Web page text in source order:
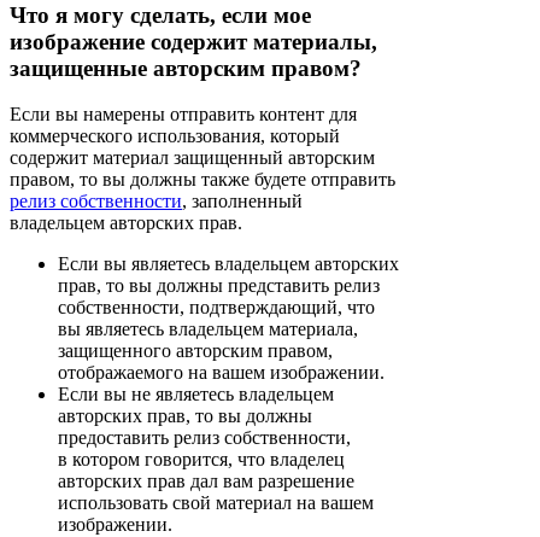
Что я могу сделать, если мое
изображение содержит материалы,
защищенные авторским правом?
Если вы намерены отправить контент для
коммерческого использования, который
содержит материал защищенный авторским
правом, то вы должны также будете отправить
релиз собственности, заполненный
владельцем авторских прав.
Если вы являетесь владельцем авторских
прав, то вы должны представить релиз
собственности, подтверждающий, что
вы являетесь владельцем материала,
защищенного авторским правом,
отображаемого на вашем изображении.
Если вы не являетесь владельцем
авторских прав, то вы должны
предоставить релиз собственности,
в котором говорится, что владелец
авторских прав дал вам разрешение
использовать свой материал на вашем
изображении.